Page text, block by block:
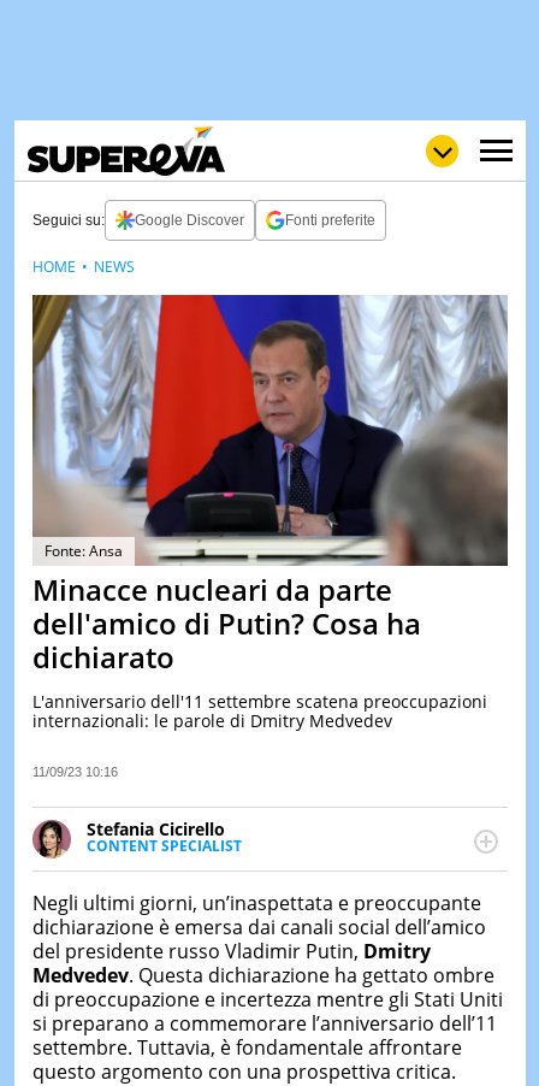
LOLGULP
LOVE
WOW
POP
NEWS
STORIE
VIDEO
& TV
TEST
LE
DI
IERI
Seguici su: Google Discover Fonti preferite
Fonte: Ansa
Minacce nucleari da parte
dell'amico di Putin? Cosa ha
dichiarato
L'anniversario dell'11 settembre scatena preoccupazioni
internazionali: le parole di Dmitry Medvedev
11/09/23 10:16
Stefania Cicirello
CONTENT SPECIALIST
Content writer, video editor e fotografa, ha
Marketing. Scrive articoli in ottica SEO e realizza
contenuti per social media, con focus su Costume &
Società, Moda e Bellezza.
HOME NEWS
Negli ultimi giorni, un’inaspettata e preoccupante
dichiarazione è emersa dai canali social dell’amico
del presidente russo Vladimir Putin, Dmitry
Medvedev. Questa dichiarazione ha gettato ombre
di preoccupazione e incertezza mentre gli Stati Uniti
si preparano a commemorare l’anniversario dell’11
settembre. Tuttavia, è fondamentale affrontare
questo argomento con una prospettiva critica.